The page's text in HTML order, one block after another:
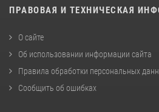
ПРАВОВАЯ И ТЕХНИЧЕСКАЯ
О сайте
Об использовании информации сайта
Правила обработки персональных
Сообщить об ошибках